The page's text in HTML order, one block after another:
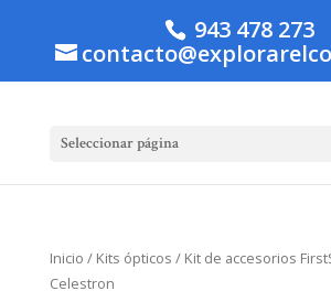
943 478 273
Seleccionar página
Inicio / Kits ópticos / Kit de accesorios
Celestron